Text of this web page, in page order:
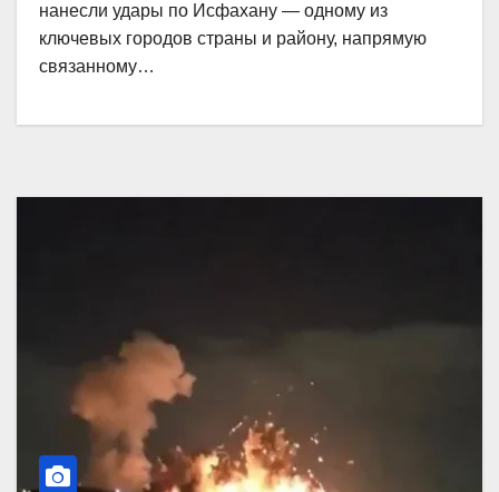
нанесли удары по Исфахану — одному из
ключевых городов страны и району, напрямую
связанному…